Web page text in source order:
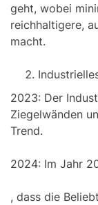
geht, wobei
reichhaltigere,
macht.
2023: Der
Ziegelwänden
Trend.
2024: Im Jahr
, dass die